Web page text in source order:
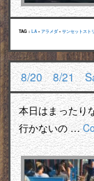
TAG : LA • アラメダ• サンセットスト
8/20 8/21
本日はまったり
行かないの …